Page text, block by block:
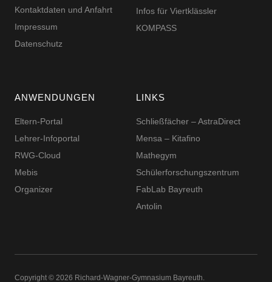
Kontaktdaten und Anfahrt
Impressum
Datenschutz
Infos für Viertklässler
KOMPASS
ANWENDUNGEN
Eltern-Portal
Lehrer-Infoportal
RWG-Cloud
Mebis
Organizer
LINKS
Schließfächer – AstraDirect
Mensa – Kitafino
Mathegym
Schüler­for­schungs­zentrum
FabLab Bayreuth
Antolin
Copyright © 2026 Richard-​​Wagner-​​Gymnasium Bayreuth